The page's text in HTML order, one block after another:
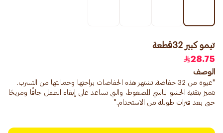
تيمو كبير 32قطعة
28.75
الوصف
"عبوة من 32 حفاضة. تشتهر هذه الحفاضات براحتها وحمايتها من التسرب.
تتميز بتقنية الحشو الماسي المضغوط، والتي تساعد على إبقاء الطفل جافًا ومريحًا
حتى بعد فترات طويلة من الاستخدام."